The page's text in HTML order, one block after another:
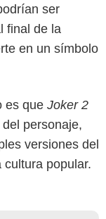
ser
final de la
en un símbolo
es que Joker 2
personaje,
versiones del
popular.